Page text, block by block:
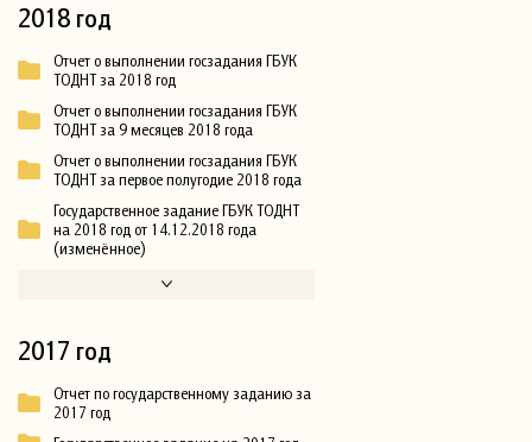
2018 год
Отчет о выполнении госзадания ГБУК
ТОДНТ за 2018 год
Отчет о выполнении госзадания ГБУК
ТОДНТ за 9 месяцев 2018 года
Отчет о выполнении госзадания ГБУК
ТОДНТ за первое полугодие 2018 года
Государственное задание ГБУК ТОДНТ
на 2018 год от 14.12.2018 года
(изменённое)
2017 год
Отчет по государственному заданию за
2017 год